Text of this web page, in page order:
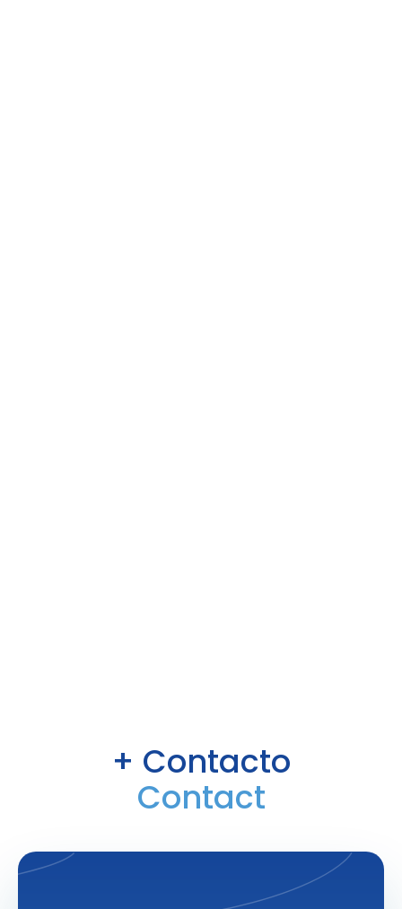
+ Contacto
Contact